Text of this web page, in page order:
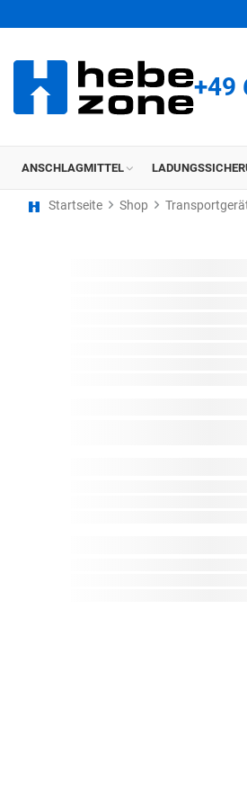
+49
ANSCHLAGMITTEL
Startseite Shop